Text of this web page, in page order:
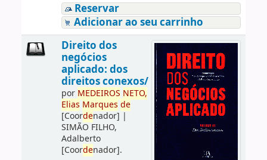
Reservar
Adicionar ao seu carrinho
Direito dos
negócios
aplicado: dos
direitos conexos/
por MEDEIROS NETO,
Elias Marques de
[Coordenador] |
SIMÃO FILHO,
Adalberto
[Coordenador].